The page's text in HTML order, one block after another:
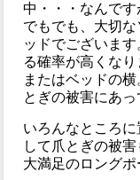
中・・・なんで
でもでも、大切
ッドでございま
る確率が高くなり
またはベッドの
とぎの被害にあ
いろんなところ
して爪とぎの被害
大満足のロングポ